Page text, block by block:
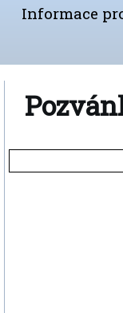
Informace